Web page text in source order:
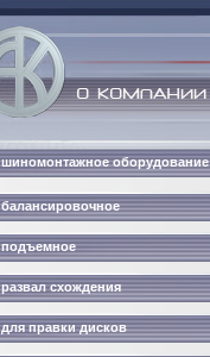
шиномонтажное оборудование
балансировочное
подъемное
развал схождения
для правки дисков